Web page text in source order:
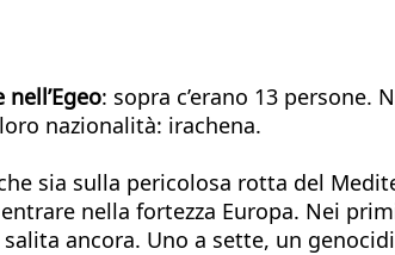
: sopra c’erano 13 persone.
nazionalità: irachena.
sia sulla pericolosa rotta del
nella fortezza Europa. Nei
ancora. Uno a sette, un